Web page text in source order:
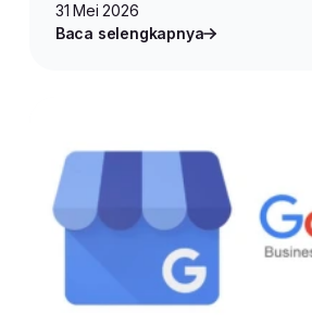
31 Mei 2026
Baca selengkapnya